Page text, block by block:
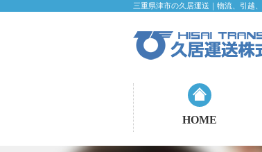
三重県津市の久居運送｜物流、引越
HOME